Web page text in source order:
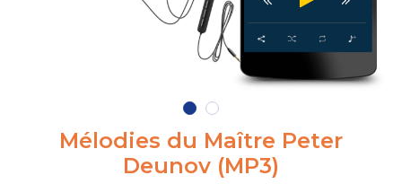
Mélodies du Maître Peter
Deunov (MP3)